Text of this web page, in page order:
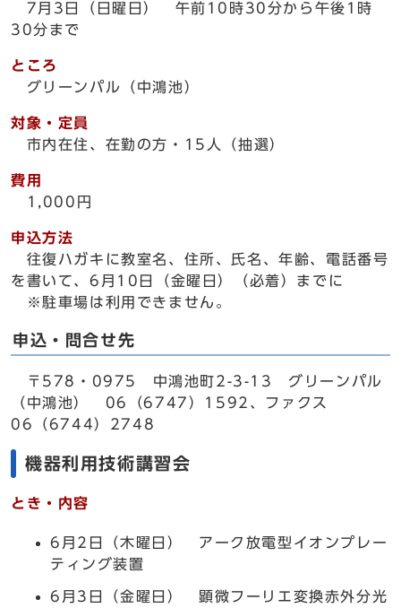
7月3日（日曜日） 午前10時30分から午後1時
30分まで
ところ
グリーンパル（中鴻池）
対象・定員
市内在住、在勤の方・15人（抽選）
費用
1,000円
申込方法
往復ハガキに教室名、住所、氏名、年齢、電話番号
を書いて、6月10日（金曜日）（必着）までに
※駐車場は利用できません。
申込・問合せ先
〒578・0975 中鴻池町2-3-13 グリーンパル
（中鴻池） 06（6747）1592、ファクス
06（6744）2748
機器利用技術講習会
とき・内容
6月2日（木曜日） アーク放電型イオンプレー
ティング装置
6月3日（金曜日） 顕微フーリエ変換赤外分光